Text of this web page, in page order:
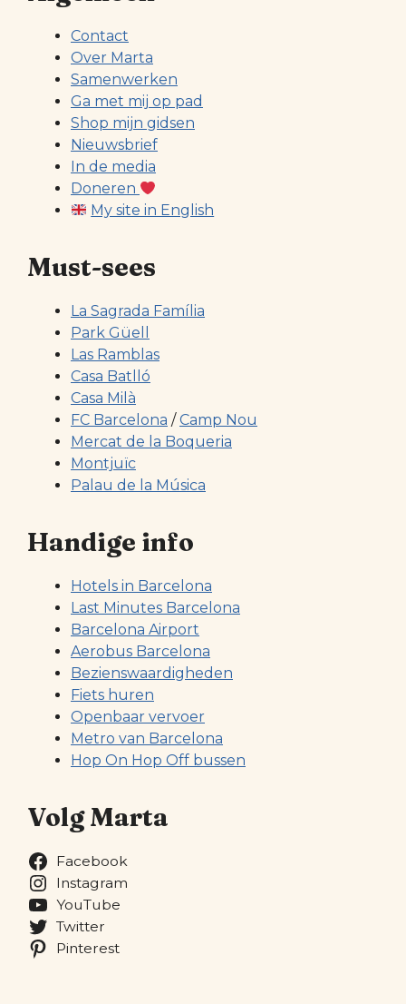
Contact
Over Marta
Samenwerken
Ga met mij op pad
Shop mijn gidsen
Nieuwsbrief
In de media
Doneren
My site in English
Must-sees
La Sagrada Família
Park Güell
Las Ramblas
Casa Batlló
Casa Milà
FC Barcelona /Camp Nou
Mercat de la Boqueria
Montjuïc
Palau de la Música
Handige info
Hotels in Barcelona
Last Minutes Barcelona
Barcelona Airport
Aerobus Barcelona
Bezienswaardigheden
Fiets huren
Openbaar vervoer
Metro van Barcelona
Hop On Hop Off bussen
Volg Marta
Facebook
Instagram
YouTube
Twitter
Pinterest